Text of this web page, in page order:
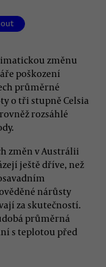
změnu
poškození
průměrné
o tři stupně Celsia
rozsáhlé
změn v Austrálii
ještě dříve, než
nárůsty
za skutečností.
průměrná
s teplotou před